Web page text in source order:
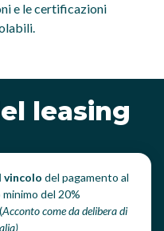
e le certificazioni
leasing
vincolo del pagamento al
del 20%
Acconto come da delibera di